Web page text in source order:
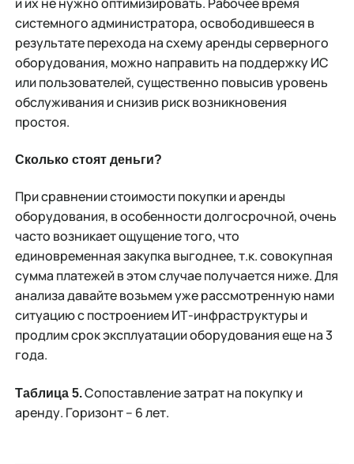
системного администратора, освободившееся в
результате перехода на схему аренды серверного
оборудования, можно направить на поддержку ИС
или пользователей, существенно повысив уровень
обслуживания и снизив риск возникновения
простоя.
Сколько стоят деньги?
При сравнении стоимости покупки и аренды
оборудования, в особенности долгосрочной, очень
часто возникает ощущение того, что
единовременная закупка выгоднее, т.к. совокупная
сумма платежей в этом случае получается ниже. Для
анализа давайте возьмем уже рассмотренную нами
ситуацию с построением ИТ-инфраструктуры и
продлим срок эксплуатации оборудования еще на 3
года.
Таблица 5.Сопоставление затрат на покупку и
аренду. Горизонт – 6 лет.